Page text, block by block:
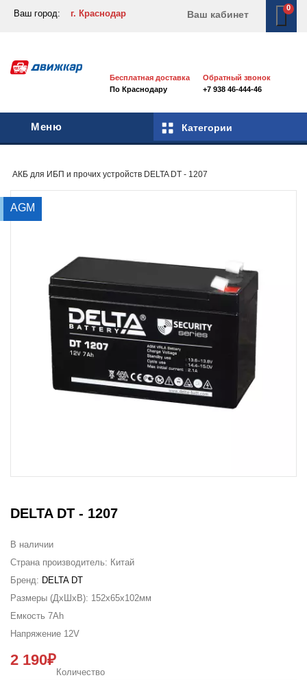
Ваш город: г. Краснодар Ваш кабинет
0
Бесплатная доставка
По Краснодару
Обратный звонок
+7 938 46-444-46
Меню Категории
АКБ для ИБП и прочих устройств DELTA DT - 1207
AGM
DELTA DT - 1207
В наличии
Страна производитель: Китай
Бренд: DELTA DT
Размеры (ДxШxВ): 152x65x102мм
Емкость 7Ah
Напряжение 12V
2 190₽
Количество